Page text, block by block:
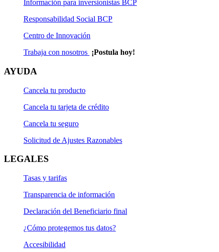
Información para inversionistas BCP
Responsabilidad Social BCP
Centro de Innovación
Trabaja con nosotros ¡Postula hoy!
AYUDA
Cancela tu producto
Cancela tu tarjeta de crédito
Cancela tu seguro
Solicitud de Ajustes Razonables
LEGALES
Tasas y tarifas
Transparencia de información
Declaración del Beneficiario final
¿Cómo protegemos tus datos?
Accesibilidad